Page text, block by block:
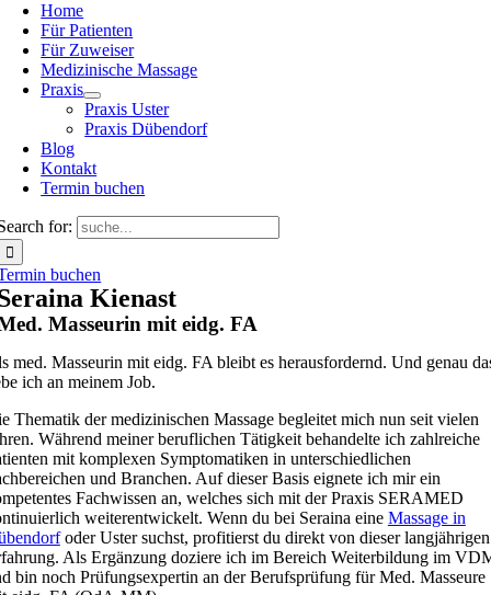
Home
Für Patienten
Für Zuweiser
Medizinische Massage
Praxis
Praxis Uster
Praxis Dübendorf
Blog
Kontakt
Termin buchen
for:
buchen
Kienast
Masseurin mit eidg. FA
med. Masseurin mit eidg. FA bleibt es herausfordernd. Und genau
ich an meinem Job.
Thematik der medizinischen Massage begleitet mich nun seit vielen
Während meiner beruflichen Tätigkeit behandelte ich zahlreiche
mit komplexen Symptomatiken in unterschiedlichen
und Branchen. Auf dieser Basis eignete ich mir ein
Fachwissen an, welches sich mit der Praxis SERAMED
weiterentwickelt. Wenn du bei Seraina eine Massage in
oder Uster suchst, profitierst du direkt von dieser langjährigen
Als Ergänzung doziere ich im Bereich Weiterbildung im
bin noch Prüfungsexpertin an der Berufsprüfung für Med. Masseure